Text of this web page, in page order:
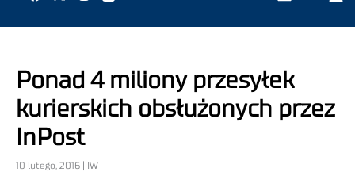
Ponad 4 miliony przesyłek
kurierskich obsłużonych przez
InPost
10 lutego, 2016 | IW